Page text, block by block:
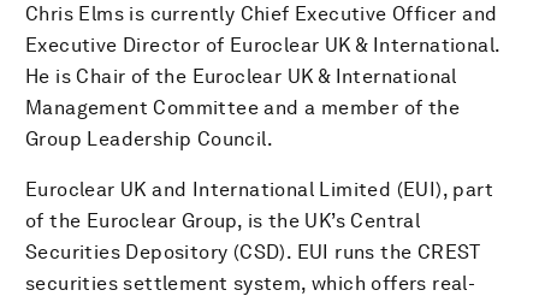
Chris Elms is currently Chief Executive Officer and
Executive Director of Euroclear UK & International.
He is Chair of the Euroclear UK & International
Management Committee and a member of the
Group Leadership Council.
Euroclear UK and International Limited (EUI), part
of the Euroclear Group, is the UK’s Central
Securities Depository (CSD). EUI runs the CREST
securities settlement system, which offers real-